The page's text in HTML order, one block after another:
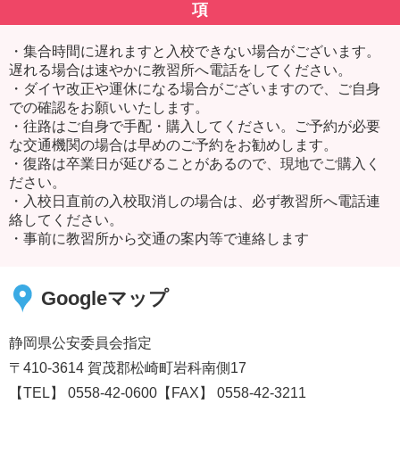
項
・集合時間に遅れますと入校できない場合がございます。
遅れる場合は速やかに教習所へ電話をしてください。
・ダイヤ改正や運休になる場合がございますので、ご自身
での確認をお願いいたします。
・往路はご自身で手配・購入してください。ご予約が必要
な交通機関の場合は早めのご予約をお勧めします。
・復路は卒業日が延びることがあるので、現地でご購入く
ださい。
・入校日直前の入校取消しの場合は、必ず教習所へ電話連
絡してください。
・事前に教習所から交通の案内等で連絡します
Googleマップ
静岡県公安委員会指定
〒410-3614 賀茂郡松崎町岩科南側17
【TEL】 0558-42-0600【FAX】 0558-42-3211